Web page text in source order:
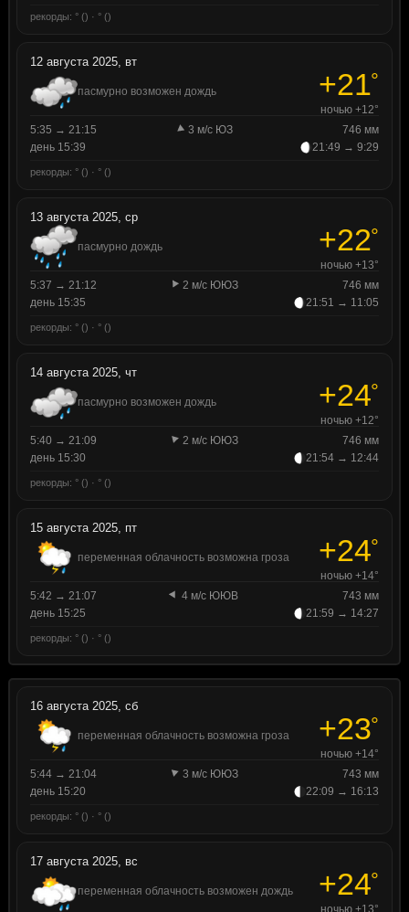
рекорды: ° () · ° ()
12 августа 2025, вт
пасмурно возможен дождь +21°
ночью +12°
5:35 → 21:15
3 м/с ЮЗ
746 мм
день 15:39
21:49 → 9:29
рекорды: ° () · ° ()
13 августа 2025, ср
пасмурно дождь +22°
ночью +13°
5:37 → 21:12
2 м/с ЮЮЗ
746 мм
день 15:35
21:51 → 11:05
рекорды: ° () · ° ()
14 августа 2025, чт
пасмурно возможен дождь +24°
ночью +12°
5:40 → 21:09
2 м/с ЮЮЗ
746 мм
день 15:30
21:54 → 12:44
рекорды: ° () · ° ()
15 августа 2025, пт
переменная облачность возможна гроза +24°
ночью +14°
5:42 → 21:07
4 м/с ЮЮВ
743 мм
день 15:25
21:59 → 14:27
рекорды: ° () · ° ()
16 августа 2025, сб
переменная облачность возможна гроза +23°
ночью +14°
5:44 → 21:04
3 м/с ЮЮЗ
743 мм
день 15:20
22:09 → 16:13
рекорды: ° () · ° ()
17 августа 2025, вс
переменная облачность возможен дождь +24°